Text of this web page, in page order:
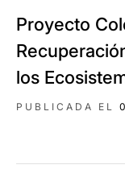
Proyecto
los
PUBLICADA EL